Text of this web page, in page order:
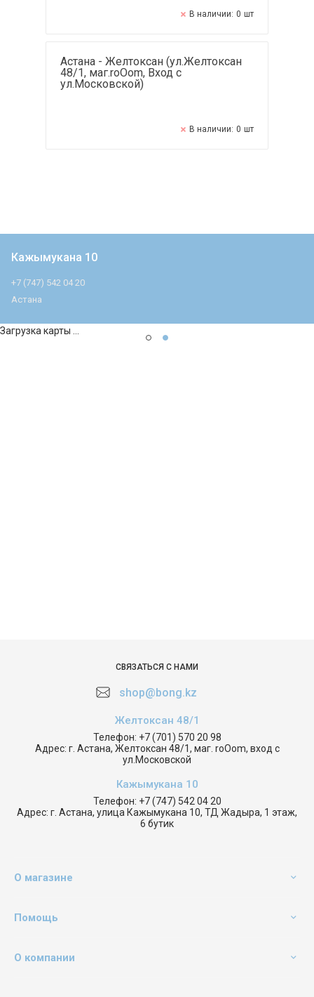
В наличии: 0 шт
Астана - Желтоксан (ул.Желтоксан
48/1, маг.roOom, Вход с
ул.Московской)
В наличии: 0 шт
Кажымукана 10
+7 (747) 542 04 20
Астана
Загрузка карты ...
СВЯЗАТЬСЯ С НАМИ
shop@bong.kz
Желтоксан 48/1
Телефон: +7 (701) 570 20 98
Адрес: г. Астана, Желтоксан 48/1, маг. roOom, вход с
ул.Московской
Кажымукана 10
Телефон: +7 (747) 542 04 20
Адрес: г. Астана, улица Кажымукана 10, ТД Жадыра, 1 этаж,
6 бутик
О магазине
Помощь
О компании